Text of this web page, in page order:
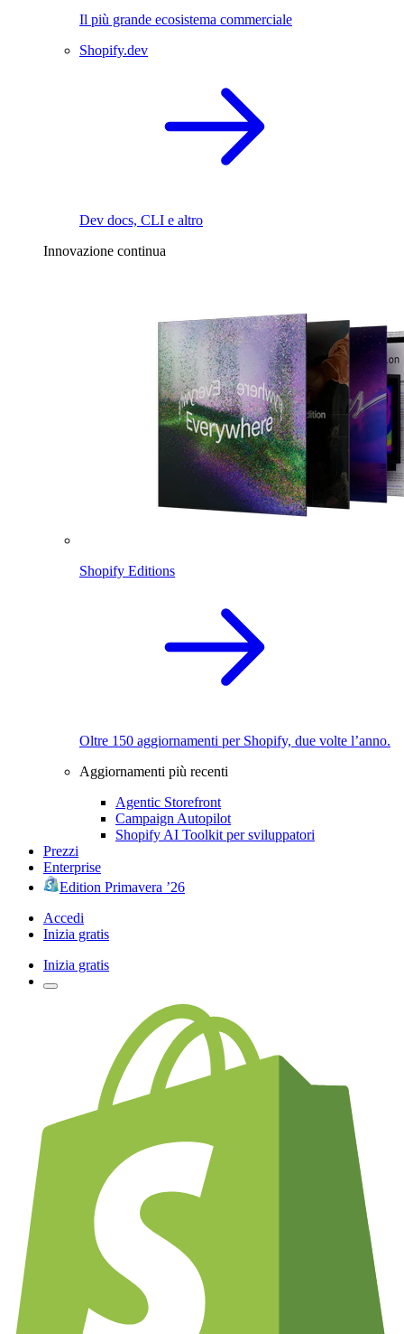
Il più grande ecosistema commerciale
Shopify.dev
Dev docs, CLI e altro
Innovazione continua
Shopify Editions
Oltre 150 aggiornamenti per Shopify, due volte l’anno.
Aggiornamenti più recenti
Agentic Storefront
Campaign Autopilot
Shopify AI Toolkit per sviluppatori
Prezzi
Enterprise
Edition Primavera ’26
Accedi
Inizia gratis
Inizia gratis